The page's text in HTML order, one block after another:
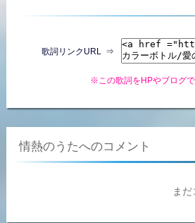
歌詞リンクURL ⇒
※この歌詞をHPやブログ
情熱のうたへのコメント
ま